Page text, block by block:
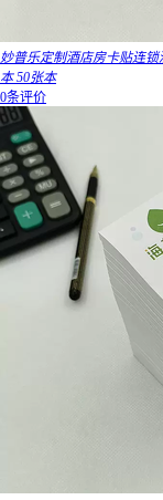
妙普乐定制酒店房卡贴连
本 50张本
0条评价